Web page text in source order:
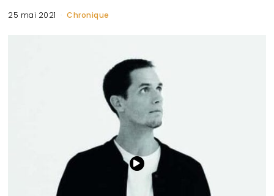
25 mai 2021 Chronique